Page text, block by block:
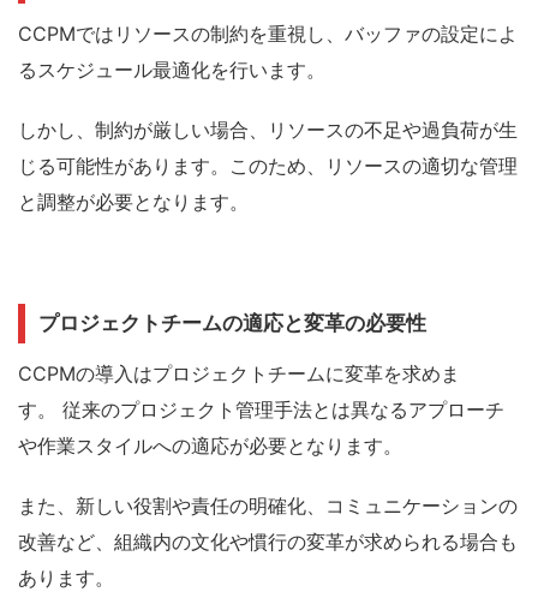
CCPMではリソースの制約を重視し、バッファの設定によ
るスケジュール最適化を行います。
しかし、制約が厳しい場合、リソースの不足や過負荷が生
じる可能性があります。このため、リソースの適切な管理
と調整が必要となります。
プロジェクトチームの適応と変革の必要性
CCPMの導入はプロジェクトチームに変革を求めま
す。
従来のプロジェクト管理手法とは異なるアプローチ
や作業スタイルへの適応が必要となります。
また、新しい役割や責任の明確化、コミュニケーションの
改善など、組織内の文化や慣行の変革が求められる場合も
あります。